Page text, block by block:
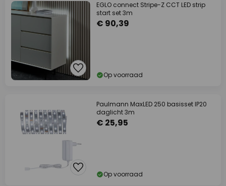
EGLO connect Stripe-Z CCT LED strip
start set 3m
€ 90,39
Op voorraad
Paulmann MaxLED 250 basisset IP20
daglicht 3m
€ 25,95
Op voorraad